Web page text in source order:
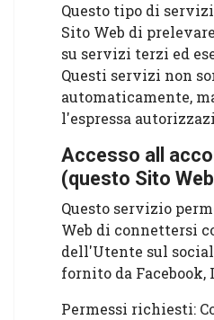
Questo tipo di
Sito Web di
su servizi terzi ed
Questi servizi non
automaticamente,
l'espressa
Accesso all
(questo Sito
Questo servizio
Web di connettersi
dell'Utente sul
fornito da Facebook,
Permessi richiesti: